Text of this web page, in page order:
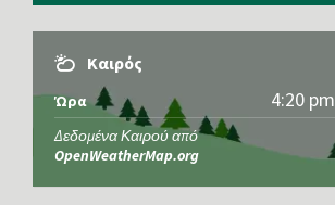
Καιρός
Ώρα 4:20 pm
Δεδομένα Καιρού από
OpenWeatherMap.org